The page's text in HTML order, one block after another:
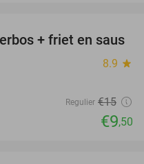
37%
+ friet en saus
8.9 star
Regulier €15
€9,50